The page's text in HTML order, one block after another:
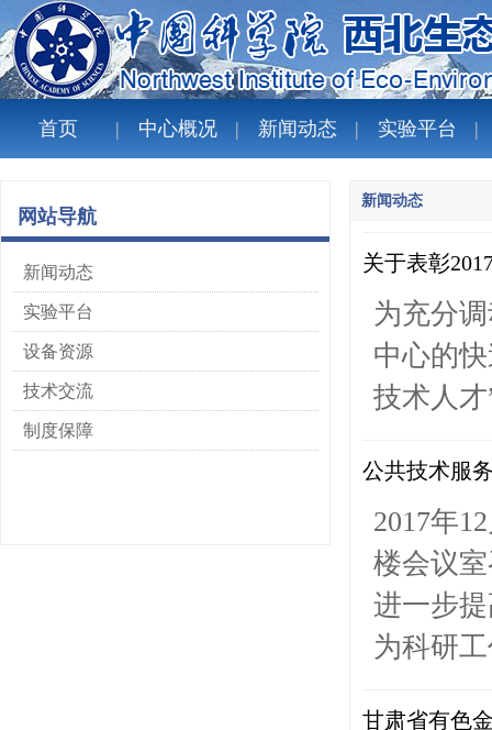
首页 中心概况 新闻动态 实验平台
网站导航
新闻动态
实验平台
设备资源
技术交流
制度保障
新闻动态
关于表彰
为充分
中心的
技术人
公共技术服
2017年
楼会议
进一步
为科研
甘肃省有色